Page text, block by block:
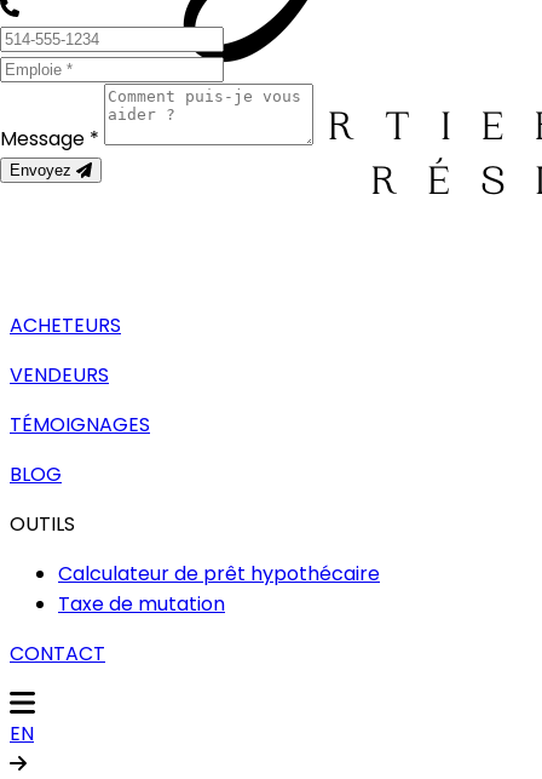
ACHETEURS
VENDEURS
TÉMOIGNAGES
BLOG
OUTILS
Calculateur de prêt hypothécaire
Taxe de mutation
CONTACT
EN
Message *
Envoyez